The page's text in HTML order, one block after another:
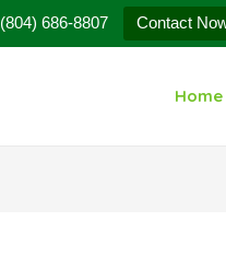
686-8807 Contact
Home